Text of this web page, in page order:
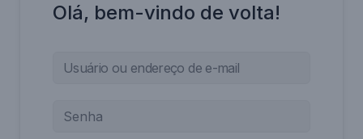
Olá, bem-vindo de volta!